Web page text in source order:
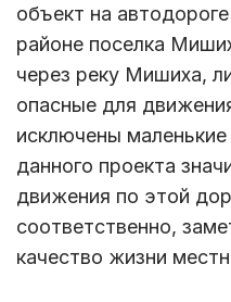
объект на
районе поселка
через реку Мишиха,
опасные для
исключены
данного проекта
движения по этой
соответственно,
качество жизни